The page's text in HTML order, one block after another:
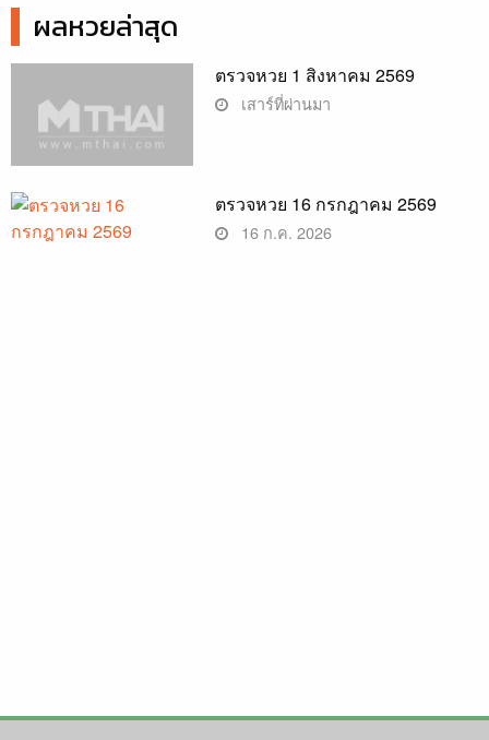
ผลหวยล่าสุด
ตรวจหวย 1 สิงหาคม 2569
เสาร์ที่ผ่านมา
ตรวจหวย 16 กรกฎาคม 2569
16 ก.ค. 2026